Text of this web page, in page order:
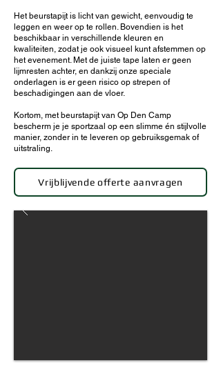
Het beurstapijt is licht van gewicht, eenvoudig te
leggen en weer op te rollen. Bovendien is het
beschikbaar in verschillende kleuren en
kwaliteiten, zodat je ook visueel kunt afstemmen op
het evenement. Met de juiste tape laten er geen
lijmresten achter, en dankzij onze speciale
onderlagen is er geen risico op strepen of
beschadigingen aan de vloer.
Kortom, met beurstapijt van Op Den Camp
bescherm je je sportzaal op een slimme én stijlvolle
manier, zonder in te leveren op gebruiksgemak of
uitstraling.
Vrijblijvende offerte aanvragen